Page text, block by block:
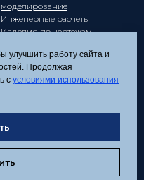
моделирование
Инженерные расчеты
Изделия по чертежам
Политика
Согласие на обработку
персональных данных
Соглашение об
улучшить работу сайта и
Продолжая
с условиями использования